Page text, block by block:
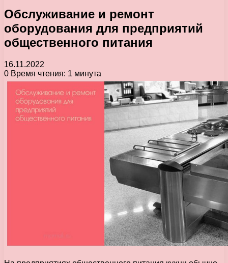
Обслуживание и ремонт
оборудования для предприятий
общественного питания
16.11.2022
0 Время чтения: 1 минута